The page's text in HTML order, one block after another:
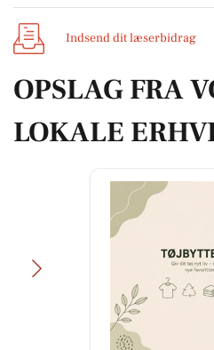
Indsend dit læserbidrag
OPSLAG FRA
LOKALE